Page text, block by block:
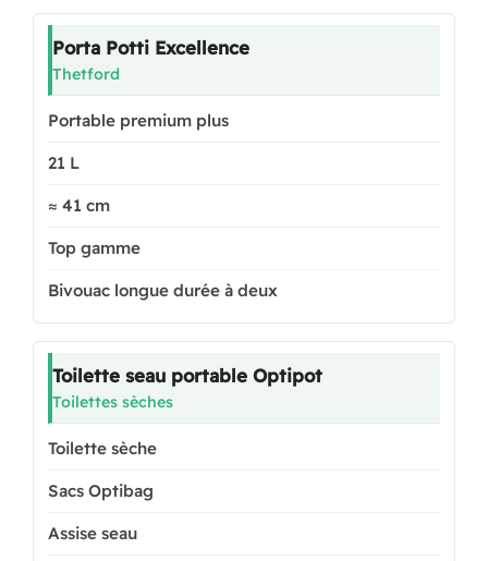
Porta Potti Excellence
Thetford
Portable premium plus
21 L
≈ 41 cm
Top gamme
Bivouac longue durée à deux
Toilette seau portable Optipot
Toilettes sèches
Toilette sèche
Sacs Optibag
Assise seau